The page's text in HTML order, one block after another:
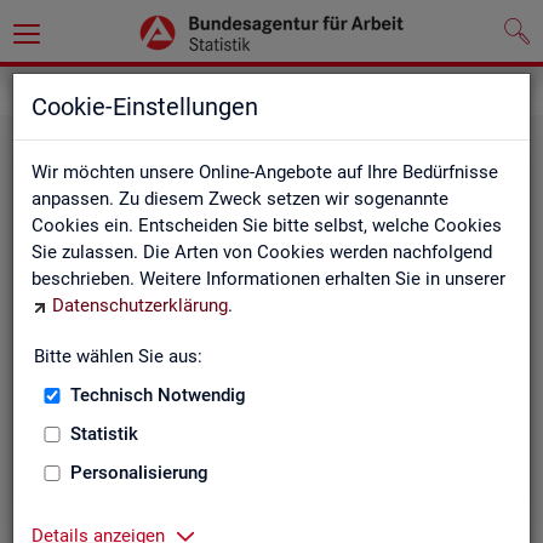
Cookie-Einstellungen
Wir möchten unsere Online-Angebote auf Ihre Bedürfnisse
anpassen. Zu diesem Zweck setzen wir sogenannte
Cookies ein. Entscheiden Sie bitte selbst, welche Cookies
Sie zulassen. Die Arten von Cookies werden nachfolgend
beschrieben. Weitere Informationen erhalten Sie in unserer
Datenschutzerklärung.
Bitte wählen Sie aus:
Technisch Notwendig
Statistik
Personalisierung
Details anzeigen
Der Bericht gibt einen Überblick über die aktuelle
Entwicklung am Arbeits- und Ausbildungsmarkt in